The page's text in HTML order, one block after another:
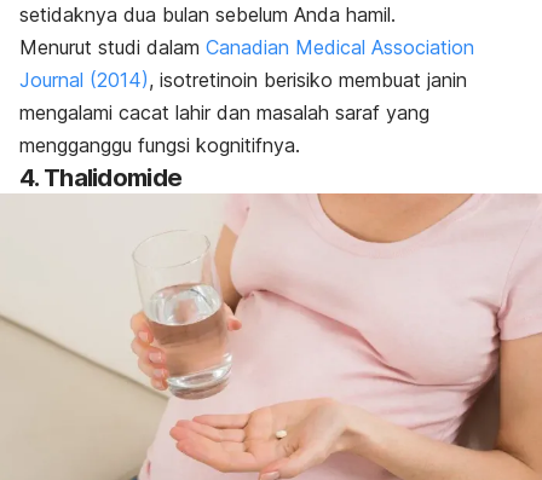
setidaknya dua bulan sebelum Anda hamil.
Menurut studi dalam Canadian Medical Association
Journal (2014), isotretinoin berisiko membuat janin
mengalami cacat lahir dan masalah saraf yang
mengganggu fungsi kognitifnya.
4. Thalidomide